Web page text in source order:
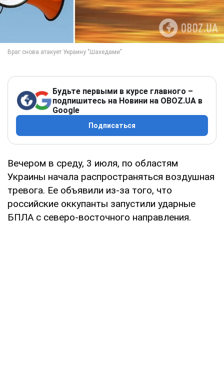
Будьте первыми в курсе главного –
подпишитесь на Новини на OBOZ.UA в
Google
Подписаться
Вечером в среду, 3 июля, по областям
Украины начала распространяться воздушная
тревога. Ее объявили из-за того, что
российские оккупанты запустили ударные
БПЛА с северо-восточного направления.